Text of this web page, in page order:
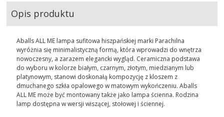
Opis produktu
Aballs ALL ME lampa sufitowa hiszpańskiej marki Parachilna
wyróżnia się minimalistyczną formą, która wprowadzi do wnętrza
nowoczesny, a zarazem elegancki wygląd. Ceramiczna podstawa
do wyboru w kolorze białym, czarnym, złotym, miedzianym lub
platynowym, stanowi doskonałą kompozycję z kloszem z
dmuchanego szkła opalowego w matowym wykończeniu. Aballs
ALL ME może być montowany także jako lampa ścienna. Rodzina
lamp dostępna w wersji wiszącej, stołowej i ściennej.